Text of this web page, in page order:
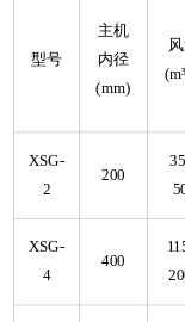
型号
主机
内径
(mm)
XSG-
2
200
XSG-
4
400